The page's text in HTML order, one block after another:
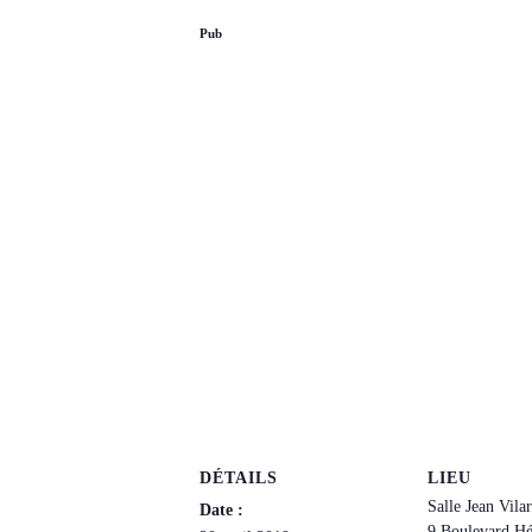
Pub
DÉTAILS
Date :
LIEU
Salle Jean Vilar